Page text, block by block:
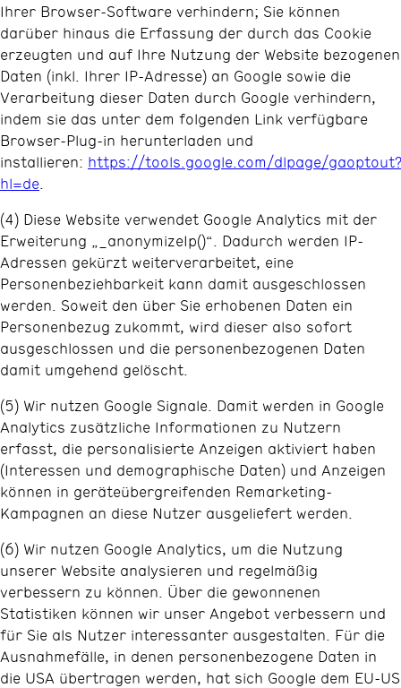
Ihrer Browser-Software verhindern; Sie können
darüber hinaus die Erfassung der durch das Cookie
erzeugten und auf Ihre Nutzung der Website bezogenen
Daten (inkl. Ihrer IP-Adresse) an Google sowie die
Verarbeitung dieser Daten durch Google verhindern,
indem sie das unter dem folgenden Link verfügbare
Browser-Plug-in herunterladen und
installieren: https://tools.google.com/dlpage/gaoptout?
hl=de
(4) Diese Website verwendet Google Analytics mit der
Erweiterung „_anonymizeIp()“. Dadurch werden IP-
Adressen gekürzt weiterverarbeitet, eine
Personenbeziehbarkeit kann damit ausgeschlossen
werden. Soweit den über Sie erhobenen Daten ein
Personenbezug zukommt, wird dieser also sofort
ausgeschlossen und die personenbezogenen Daten
damit umgehend gelöscht.
(5) Wir nutzen Google Signale. Damit werden in Google
Analytics zusätzliche Informationen zu Nutzern
erfasst, die personalisierte Anzeigen aktiviert haben
(Interessen und demographische Daten) und Anzeigen
können in geräteübergreifenden Remarketing-
Kampagnen an diese Nutzer ausgeliefert werden.
(6) Wir nutzen Google Analytics, um die Nutzung
unserer Website analysieren und regelmäßig
verbessern zu können. Über die gewonnenen
Statistiken können wir unser Angebot verbessern und
für Sie als Nutzer interessanter ausgestalten. Für die
Ausnahmefälle, in denen personenbezogene Daten in
die USA übertragen werden, hat sich Google dem EU-US